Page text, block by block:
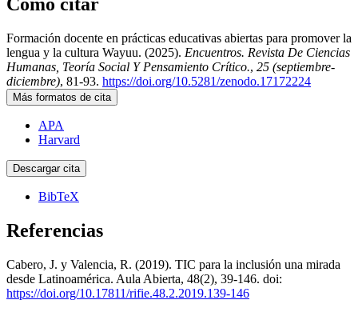
Formación docente en prácticas educativas abiertas para promover la
lengua y la cultura Wayuu. (2025). Encuentros. Revista De Ciencias
Humanas, Teoría Social Y Pensamiento Crítico., 25 (septiembre-
diciembre), 81-93. https://doi.org/10.5281/zenodo.17172224
Más formatos de cita
APA
Harvard
Descargar cita
BibTeX
Referencias
Cabero, J. y Valencia, R. (2019). TIC para la inclusión una mirada
desde Latinoamérica. Aula Abierta, 48(2), 39-146. doi:
https://doi.org/10.17811/rifie.48.2.2019.139-146